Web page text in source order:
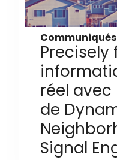
réel
de
Signal